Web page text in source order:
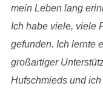
mein Leben lang
Ich habe viele, viele
gefunden. Ich lernte
großartiger
Hufschmieds und